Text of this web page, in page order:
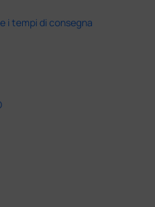
i tempi di consegna